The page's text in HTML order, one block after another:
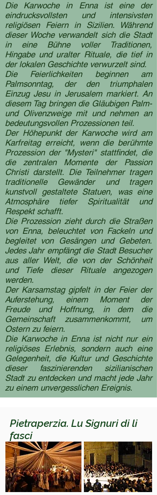
Die Karwoche in Enna ist eine der
eindrucksvollsten und intensivsten
religiösen Feiern in Sizilien. Während
dieser Woche verwandelt sich die Stadt
in eine Bühne voller Traditionen,
Hingabe und uralter Rituale, die tief in
der lokalen Geschichte verwurzelt sind.
Die Feierlichkeiten beginnen am
Palmsonntag, der den triumphalen
Einzug Jesu in Jerusalem markiert. An
diesem Tag bringen die Gläubigen Palm-
und Olivenzweige mit und nehmen an
bedeutungsvollen Prozessionen teil.
Der Höhepunkt der Karwoche wird am
Karfreitag erreicht, wenn die berühmte
Prozession der "Mysteri" stattfindet, die
die zentralen Momente der Passion
Christi darstellt. Die Teilnehmer tragen
traditionelle Gewänder und tragen
kunstvoll gestaltete Statuen, was eine
Atmosphäre tiefer Spiritualität und
Respekt schafft.
Die Prozession zieht durch die Straßen
von Enna, beleuchtet von Fackeln und
begleitet von Gesängen und Gebeten.
Jedes Jahr empfängt die Stadt Besucher
aus aller Welt, die von der Schönheit
und Tiefe dieser Rituale angezogen
werden.
Der Karsamstag gipfelt in der Feier der
Auferstehung, einem Moment der
Freude und Hoffnung, in dem die
Gemeinschaft zusammenkommt, um
Ostern zu feiern.
Die Karwoche in Enna ist nicht nur ein
religiöses Erlebnis, sondern auch eine
Gelegenheit, die Kultur und Geschichte
dieser faszinierenden sizilianischen
Stadt zu entdecken und macht jede Jahr
zu einem unvergesslichen Ereignis.
Pietraperzia. Lu Signuri di li
fasci